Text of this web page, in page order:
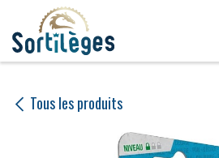
Se rendre au contenu
Tous les produits